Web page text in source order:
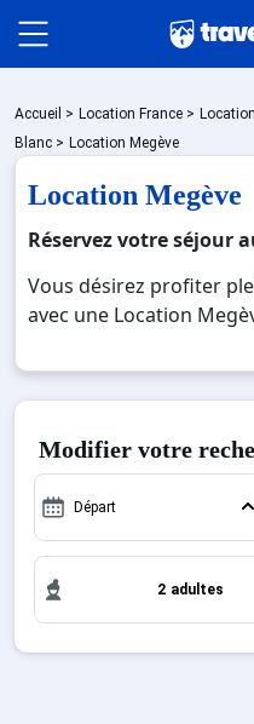
Packages
🚆Train de nuit
Stations
Hébergements
Bons plans
Sites CSE & Groupes
Français (FR)
Accueil > Location France >
Blanc > Location Megève
Location Megève
Réservez votre séjour
Vous désirez profiter
avec une Location
Location Megève pour
de l'an, février. Fermez
de votre Location
glisse sur les pistes de
montagnards. Pour un
Location Megève , en
l'occasion parfaite pour
de vos vacances au ski.
Modifier votre
Départ
2 adultes